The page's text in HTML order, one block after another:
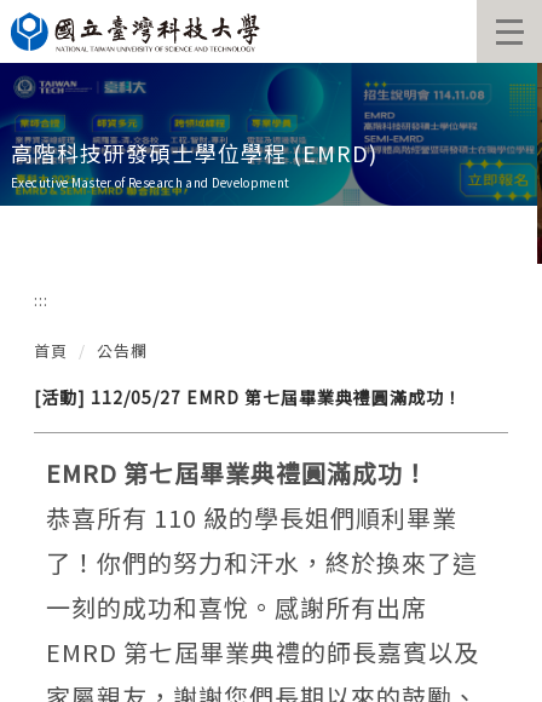
跳
到
主
要
內
容
區
高階科技研發碩士學位學程 (EMRD)
Executive Master of Research and Development
:::
首頁 公告欄
[活動] 112/05/27 EMRD 第七屆畢業典禮圓滿成功！
EMRD 第七屆畢業典禮圓滿成功！
恭喜所有 110 級的學長姐們順利畢業
了！你們的努力和汗水，終於換來了這
一刻的成功和喜悅。感謝所有出席
EMRD 第七屆畢業典禮的師長嘉賓以及